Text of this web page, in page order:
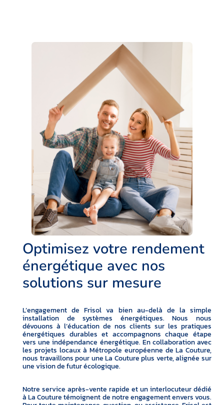
Optimisez votre rendement
énergétique avec nos
solutions sur mesure
L’engagement de Frisol va bien au-delà de la simple
installation de systèmes énergétiques. Nous nous
dévouons à l’éducation de nos clients sur les pratiques
énergétiques durables et accompagnons chaque étape
vers une indépendance énergétique. En collaboration avec
les projets locaux à Métropole européenne de La Couture,
nous travaillons pour une La Couture plus verte, alignée sur
une vision de futur écologique.
Notre service après-vente rapide et un interlocuteur dédié
à La Couture témoignent de notre engagement envers vous.